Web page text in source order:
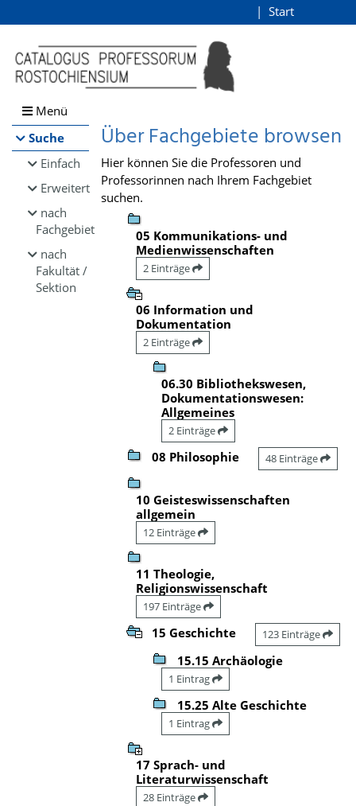
Browsen
direkt zum Inhalt
Start
Menü
Suche
Einfach
Erweitert
nach
Fachgebiet
nach
Fakultät /
Sektion
Über Fachgebiete browsen
Hier können Sie die Professoren und
Professorinnen nach Ihrem Fachgebiet
suchen.
05 Kommunikations- und
Medienwissenschaften
2 Einträge
06 Information und
Dokumentation
2 Einträge
06.30 Bibliothekswesen,
Dokumentationswesen:
Allgemeines
2 Einträge
08 Philosophie 48 Einträge
10 Geisteswissenschaften
allgemein
12 Einträge
11 Theologie,
Religionswissenschaft
197 Einträge
15 Geschichte 123 Einträge
15.15 Archäologie
1 Eintrag
15.25 Alte Geschichte
1 Eintrag
17 Sprach- und
Literaturwissenschaft
28 Einträge